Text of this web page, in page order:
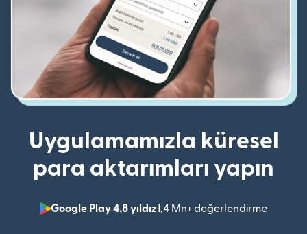
Uygulamamızla küresel
para aktarımları yapın
Google Play 4,8 yıldız1,4 Mn+ değerlendirme